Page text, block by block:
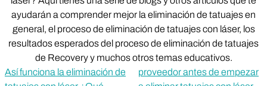
ayudarán a comprender mejor la eliminación de tatuajes en
general, el proceso de eliminación de tatuajes con láser, los
resultados esperados del proceso de eliminación de tatuajes
de Recovery y muchos otros temas educativos.
Así funciona la eliminación de
proveedor antes de empezar